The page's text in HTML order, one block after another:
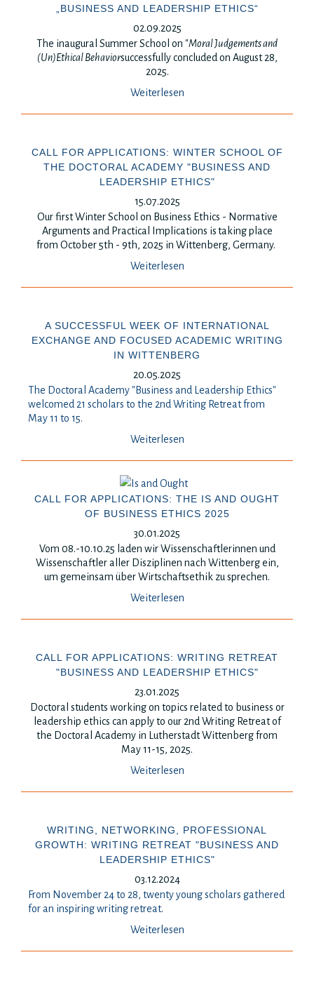
„BUSINESS AND LEADERSHIP ETHICS“
02.09.2025
The inaugural Summer School on "Moral Judgements and
(Un)Ethical Behaviorsuccessfully concluded on August 28,
2025.
Weiterlesen
CALL FOR APPLICATIONS: WINTER SCHOOL OF
THE DOCTORAL ACADEMY "BUSINESS AND
LEADERSHIP ETHICS"
15.07.2025
Our first Winter School on Business Ethics - Normative
Arguments and Practical Implications istaking place
from October 5th - 9th, 2025 in Wittenberg, Germany.
Weiterlesen
A SUCCESSFUL WEEK OF INTERNATIONAL
EXCHANGE AND FOCUSED ACADEMIC WRITING
IN WITTENBERG
20.05.2025
The Doctoral Academy "Business and Leadership Ethics"
welcomed 21 scholars to the 2nd Writing Retreat from
May 11 to 15.
Weiterlesen
CALL FOR APPLICATIONS: THE IS AND OUGHT
OF BUSINESS ETHICS 2025
30.01.2025
Vom 08.-10.10.25 laden wir Wissenschaftlerinnen und
Wissenschaftler aller Disziplinen nach Wittenberg ein,
um gemeinsam über Wirtschaftsethik zu sprechen.
Weiterlesen
CALL FOR APPLICATIONS: WRITING RETREAT
"BUSINESS AND LEADERSHIP ETHICS"
23.01.2025
Doctoral students working on topics related to business or
leadership ethics can apply to our 2nd Writing Retreat of
the Doctoral Academy in Lutherstadt Wittenberg from
May 11-15, 2025.
Weiterlesen
WRITING, NETWORKING, PROFESSIONAL
GROWTH: WRITING RETREAT "BUSINESS AND
LEADERSHIP ETHICS"
03.12.2024
From November 24 to 28, twenty young scholars gathered
for an inspiring writing retreat.
Weiterlesen